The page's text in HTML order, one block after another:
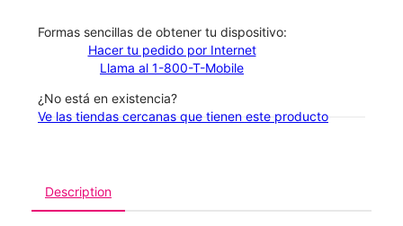
​​​​​​​Formas sencillas de obtener tu dispositivo:
Hacer tu pedido por Internet
Llama al 1-800-T-Mobile
¿No está en existencia?
Ve las tiendas cercanas que tienen este producto
Description